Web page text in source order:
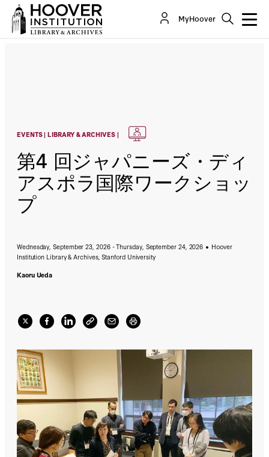
MyHoover
EVENTS | LIBRARY & ARCHIVES |
第4 回ジャパニーズ・ディ
アスポラ国際ワークショッ
プ
Wednesday, September 23, 2026 - Thursday, September 24, 2026
Hoover
Institution Library & Archives, Stanford University
Kaoru Ueda